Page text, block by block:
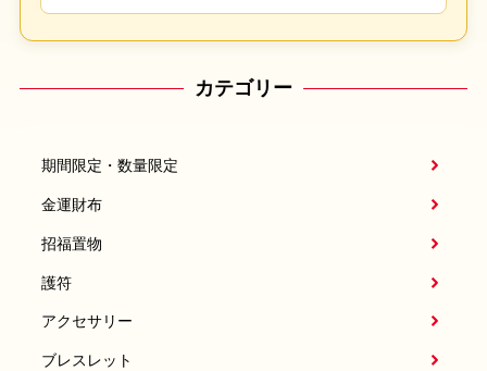
カテゴリー
期間限定・数量限定
金運財布
招福置物
護符
アクセサリー
ブレスレット